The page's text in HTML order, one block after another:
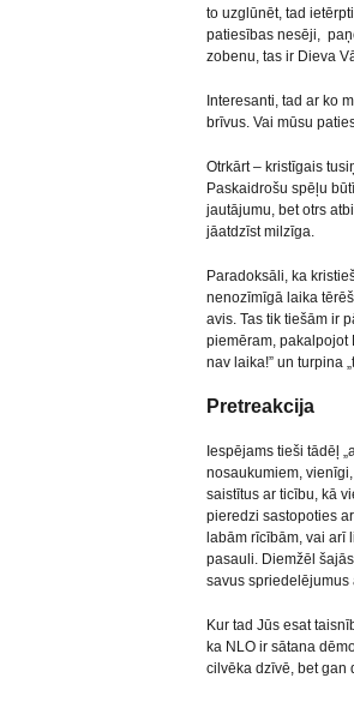
to uzglūnēt, tad
patiesības nesēji,
zobenu, tas ir Dieva
Interesanti, tad ar ko
brīvus. Vai mūsu
Otrkārt – kristīgais
Paskaidrošu spēļu
jautājumu, bet otrs
jāatdzīst milzīga.
Paradoksāli, ka
nenozīmīgā laika
avis. Tas tik tiešām ir
piemēram, pakalpojot
nav laika!” un turpina
Pretreakcija
Iespējams tieši tādēļ
nosaukumiem,
saistītus ar ticību, kā
pieredzi sastopoties
labām rīcībām, vai arī
pasauli. Diemžēl
savus spriedelējumus
Kur tad Jūs esat
ka NLO ir sātana
cilvēka dzīvē, bet gan